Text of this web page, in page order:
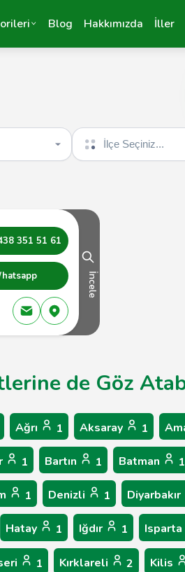
Blog Hakkımızda İller
İlçe seçin
351 51 61
İncele
de Göz
Ağrı 1 Aksaray 1
1 Bartın 1 Batman 1
1 Denizli 1 Diyarbakır
Hatay 1 Iğdır 1 Isparta
1 Kırklareli 2 Kilis